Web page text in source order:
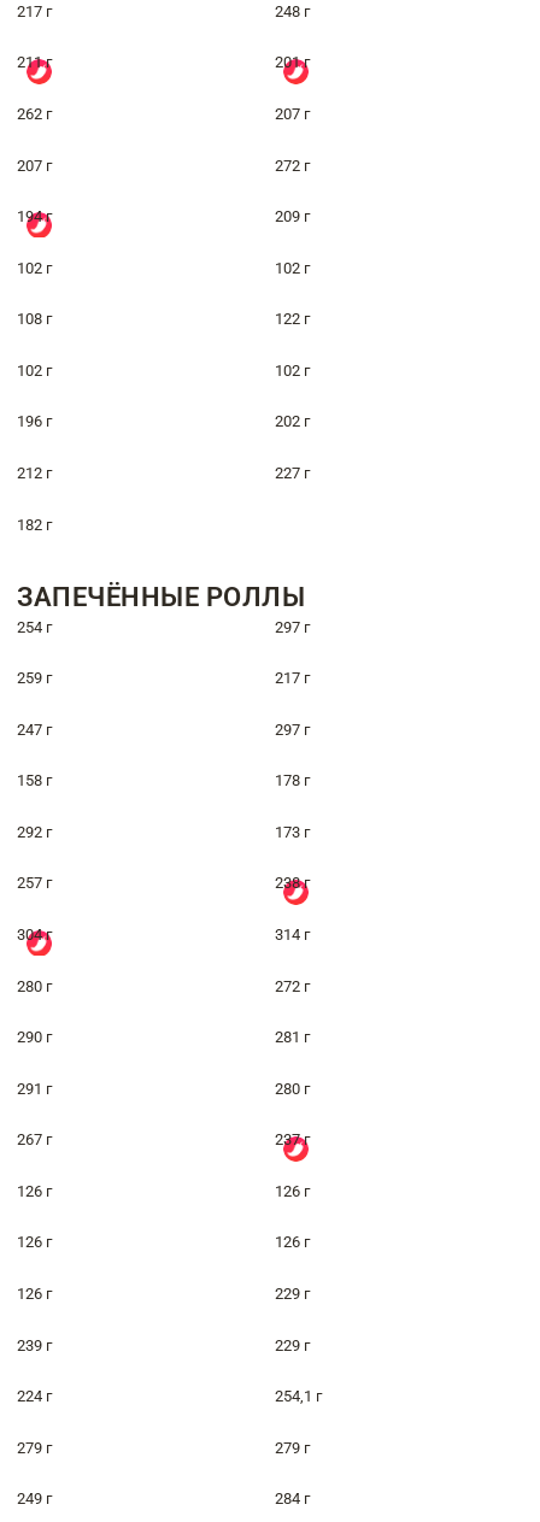
217 г 248 г
211 г 201 г
262 г 207 г
207 г 272 г
194 г 209 г
102 г 102 г
108 г 122 г
102 г 102 г
196 г 202 г
212 г 227 г
182 г
ЗАПЕЧЁННЫЕ РОЛЛЫ
254 г 297 г
259 г 217 г
247 г 297 г
158 г 178 г
292 г 173 г
257 г 238 г
304 г 314 г
280 г 272 г
290 г 281 г
291 г 280 г
267 г 237 г
126 г 126 г
126 г 126 г
126 г 229 г
239 г 229 г
224 г 254,1 г
279 г 279 г
249 г 284 г